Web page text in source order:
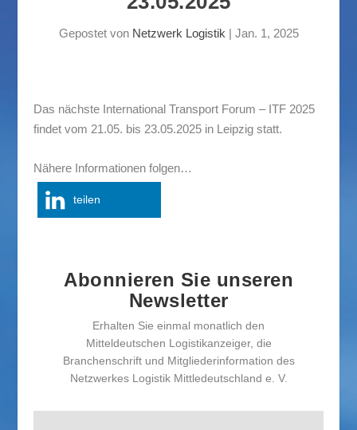
Gepostet von Netzwerk Logistik | Jan. 1, 2025
Das nächste International Transport Forum – ITF 2025
findet vom 21.05. bis 23.05.2025 in Leipzig statt.
Nähere Informationen folgen…
teilen
Abonnieren Sie unseren
Newsletter
Erhalten Sie einmal monatlich den
Mitteldeutschen Logistikanzeiger, die
Branchenschrift und Mitgliederinformation des
Netzwerkes Logistik Mittledeutschland e. V.